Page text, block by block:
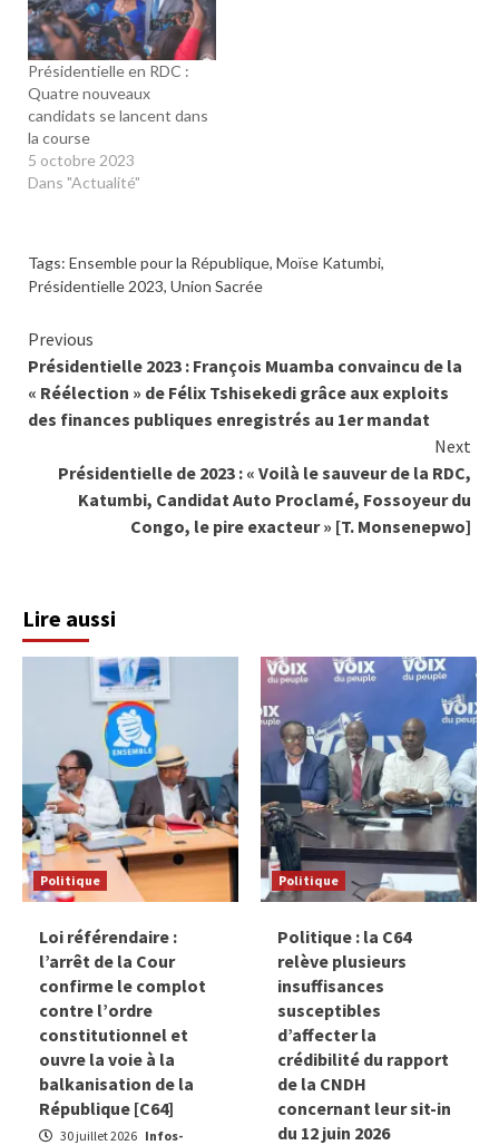
Présidentielle en RDC :
Quatre nouveaux
candidats se lancent dans
la course
5 octobre 2023
Dans "Actualité"
Tags: Ensemble pour la République, Moïse Katumbi,
Présidentielle 2023, Union Sacrée
Continue
Reading
Previous
Présidentielle 2023 : François Muamba convaincu de la
« Réélection » de Félix Tshisekedi grâce aux exploits
des finances publiques enregistrés au 1er mandat
Next
Présidentielle de 2023 : « Voilà le sauveur de la RDC,
Katumbi, Candidat Auto Proclamé, Fossoyeur du
Congo, le pire exacteur » [T. Monsenepwo]
Lire aussi
Politique
Loi référendaire :
l’arrêt de la Cour
confirme le complot
contre l’ordre
constitutionnel et
ouvre la voie à la
balkanisation de la
République [C64]
30 juillet 2026 Infos-
Politique
Politique : la C64
relève plusieurs
insuffisances
susceptibles
d’affecter la
crédibilité du rapport
de la CNDH
concernant leur sit-in
du 12 juin 2026